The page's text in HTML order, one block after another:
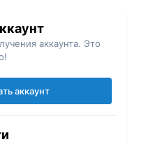
аккаунта. Это
аккаунт